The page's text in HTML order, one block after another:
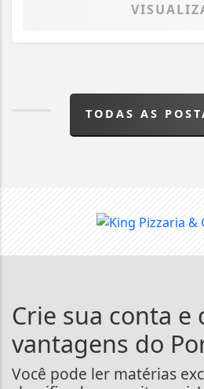
TODAS AS
Crie sua conta e
vantagens do
Você pode ler matérias